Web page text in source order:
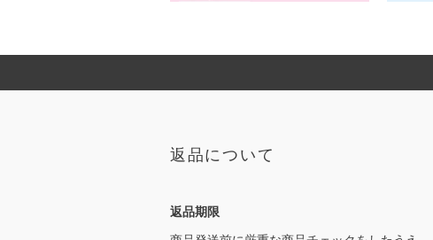
返品について
返品期限